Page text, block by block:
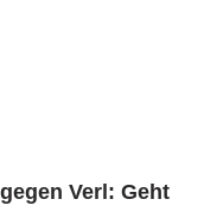
Verl: Geht